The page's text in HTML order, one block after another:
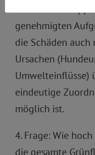
nach
genehmigten
die Schäden
Ursachen
Umwelteinflüsse)
eindeutige
möglich ist.
4. Frage: Wie
die gesamte